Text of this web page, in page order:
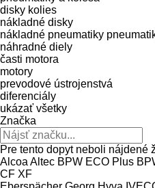
disky kolies
nákladné disky
nákladné pneumatiky
náhradné diely
časti motora
motory
prevodové ústrojenstvá
diferenciály
ukázať všetky
Značka
Pre tento dopyt neboli nájdené
Alcoa Altec BPW ECO Plus
CF XF